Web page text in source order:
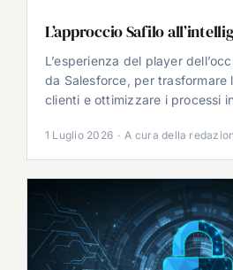
L’approccio Safilo
L’esperienza del player
da Salesforce, per trasformare
clienti e ottimizzare i processi
1 Luglio 2026 · A cura della